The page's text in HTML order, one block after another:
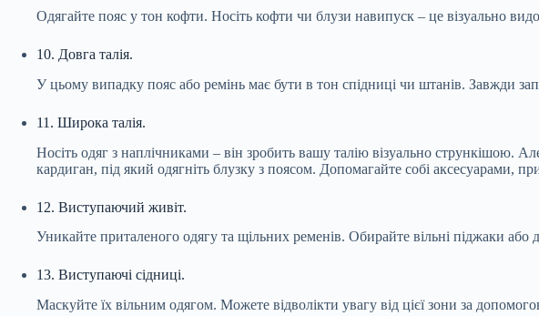
Одягайте пояс у тон кофти. Носіть кофти чи блузи навипуск – це візуально
10. Довга талія.
У цьому випадку пояс або ремінь має бути в тон спідниці чи штанів. Завжди
11. Широка талія.
Носіть одяг з наплічниками – він зробить вашу талію візуально стрункішою.
кардиган, під який одягніть блузку з поясом. Допомагайте собі аксесуарами,
12. Виступаючий живіт.
Уникайте приталеного одягу та щільних ременів. Обирайте вільні піджаки або
13. Виступаючі сідниці.
Маскуйте їх вільним одягом. Можете відволікти увагу від цієї зони за